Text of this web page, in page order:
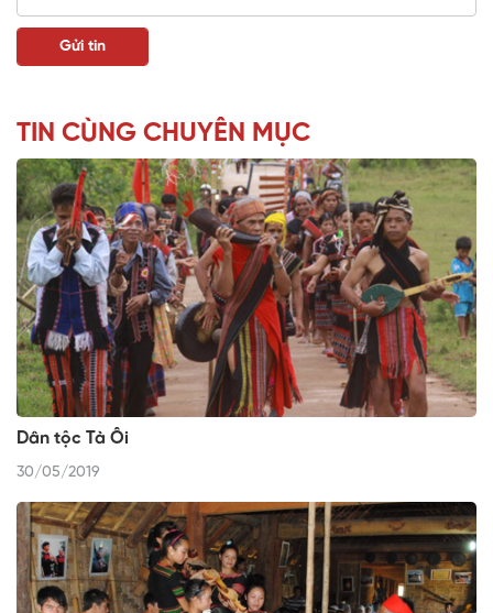
TIN CÙNG CHUYÊN MỤC
Dân tộc Tà Ôi
30/05/2019